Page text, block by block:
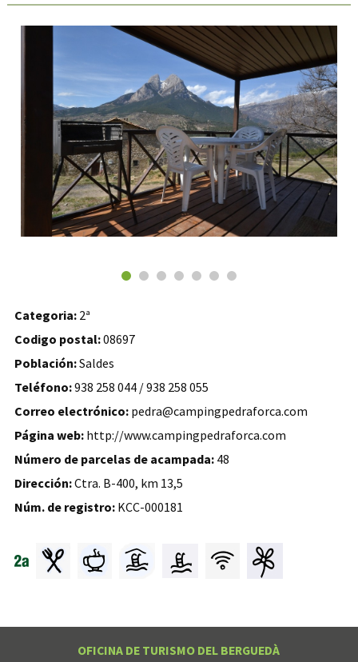
Categoria: 2ª
Codigo postal:08697
Población:Saldes
Teléfono:938 258 044 / 938 258 055
Correo electrónico: pedra@campingpedraforca.com
Página web: http://www.campingpedraforca.com
Número de parcelas de acampada: 48
Dirección:Ctra. B-400, km 13,5
Núm. de registro: KCC-000181
OFICINA DE TURISMO DEL BERGUEDÀ